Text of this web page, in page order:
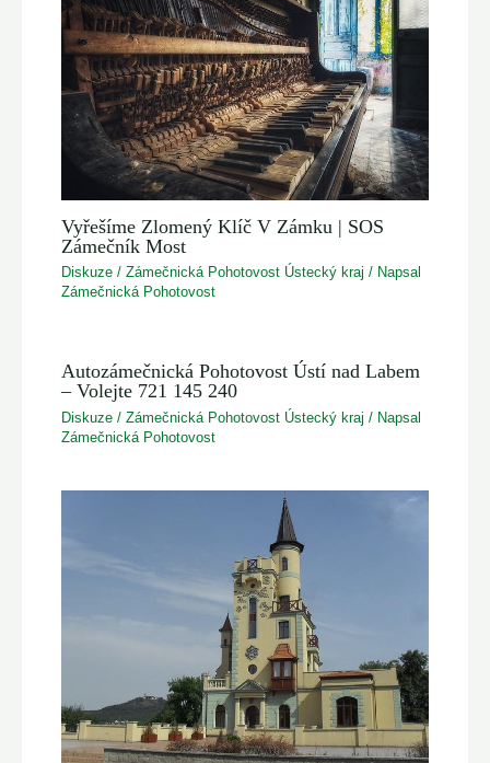
Vyřešíme Zlomený Klíč V Zámku | SOS
Zámečník Most
Diskuze /Zámečnická Pohotovost Ústecký kraj / Napsal
Zámečnická Pohotovost
Autozámečnická Pohotovost Ústí nad Labem
– Volejte 721 145 240
Diskuze /Zámečnická Pohotovost Ústecký kraj / Napsal
Zámečnická Pohotovost